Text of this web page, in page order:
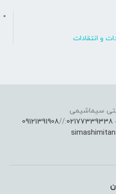
و انتقادات
سیماشیمی
02177339338
://
09121391908